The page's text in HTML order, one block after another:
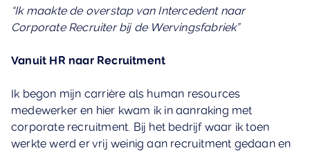
“Ik maakte de overstap van Intercedent naar
Corporate Recruiter bij de Wervingsfabriek”
Vanuit HR naar Recruitment
Ik begon mijn carrière als human resources
medewerker en hier kwam ik in aanraking met
corporate recruitment. Bij het bedrijf waar ik toen
werkte werd er vrij weinig aan recruitment gedaan en